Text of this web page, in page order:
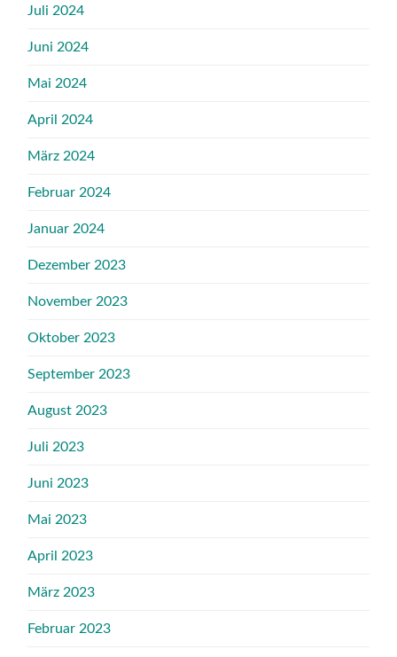
Juli 2024
Juni 2024
Mai 2024
April 2024
März 2024
Februar 2024
Januar 2024
Dezember 2023
November 2023
Oktober 2023
September 2023
August 2023
Juli 2023
Juni 2023
Mai 2023
April 2023
März 2023
Februar 2023